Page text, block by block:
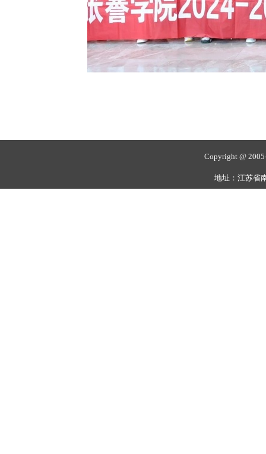
Copyright @
地址：江苏省